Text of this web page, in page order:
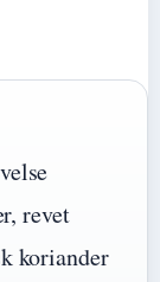
revet
koriander